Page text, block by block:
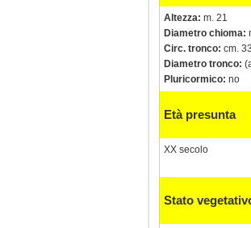
Altezza: m. 21
Diametro chioma:
Circ. tronco: cm.
Diametro tronco:
Pluricormico: no
Età presunta
XX secolo
Stato